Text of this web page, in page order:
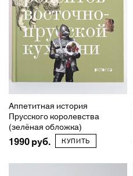
Аппетитная история
Прусского королевства
(зелёная обложка)
1990 КУПИТЬ